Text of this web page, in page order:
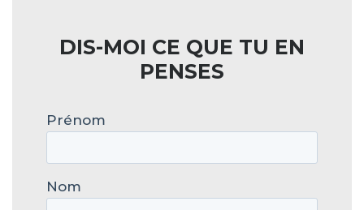
DIS-MOI CE QUE TU EN
PENSES